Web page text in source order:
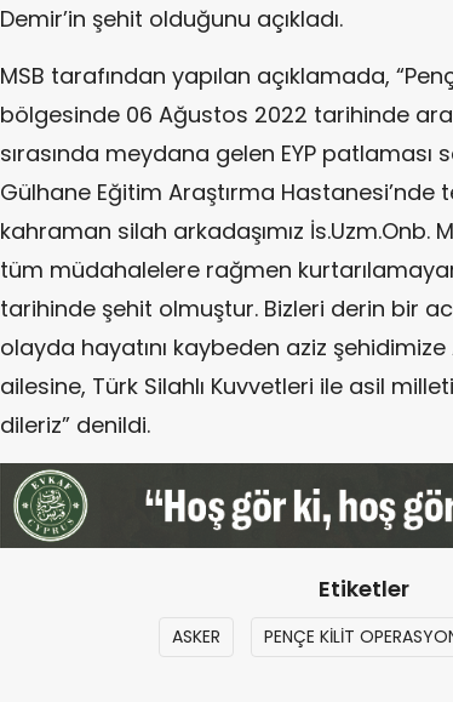
Demir’in şehit olduğunu açıkladı.
MSB tarafından yapılan açıklamada,
bölgesinde 06 Ağustos 2022 tarihinde
sırasında meydana gelen EYP
Gülhane Eğitim Araştırma
kahraman silah arkadaşımız İs.Uzm.Onb.
tüm müdahalelere rağmen
tarihinde şehit olmuştur. Bizleri derin bir
olayda hayatını kaybeden aziz
ailesine, Türk Silahlı Kuvvetleri ile asil
dileriz” denildi.
Etiketler
ASKER PENÇE KİLİT